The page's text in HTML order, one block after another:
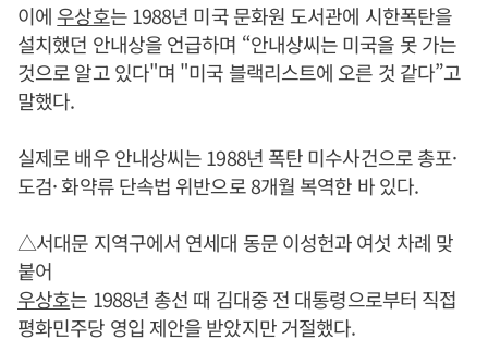
이에 우상호는 1988년 미국 문화원 도서관에 시한폭탄을
설치했던 안내상을 언급하며 “안내상씨는 미국을 못 가는
것으로 알고 있다"며 "미국 블랙리스트에 오른 것 같다”고
말했다.
실제로 배우 안내상씨는 1988년 폭탄 미수사건으로 총포·
도검· 화약류 단속법 위반으로 8개월 복역한 바 있다.
△서대문 지역구에서 연세대 동문 이성헌과 여섯 차례 맞
붙어
우상호는 1988년 총선 때 김대중 전 대통령으로부터 직접
평화민주당 영입 제안을 받았지만 거절했다.